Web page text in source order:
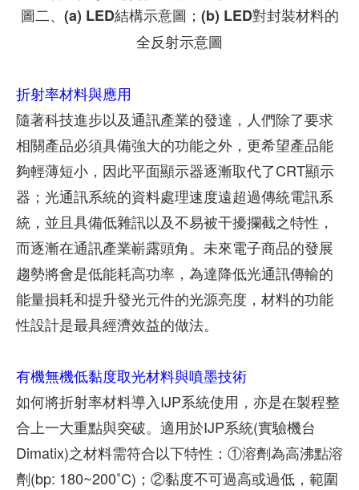
圖二、(a) LED結構示意圖；(b) LED對封裝材料的
全反射示意圖
折射率材料與應用
隨著科技進步以及通訊產業的發達，人們除了要求
相關產品必須具備強大的功能之外，更希望產品能
夠輕薄短小，因此平面顯示器逐漸取代了CRT顯示
器；光通訊系統的資料處理速度遠超過傳統電訊系
統，並且具備低雜訊以及不易被干擾攔截之特性，
而逐漸在通訊產業嶄露頭角。未來電子商品的發展
趨勢將會是低能耗高功率，為達降低光通訊傳輸的
能量損耗和提升發光元件的光源亮度，材料的功能
性設計是最具經濟效益的做法。
有機無機低黏度取光材料與噴墨技術
如何將折射率材料導入IJP系統使用，亦是在製程整
合上一大重點與突破。適用於IJP系統(實驗機台
Dimatix)之材料需符合以下特性：①溶劑為高沸點溶
劑(bp: 180~200˚C)；②黏度不可過高或過低，範圍